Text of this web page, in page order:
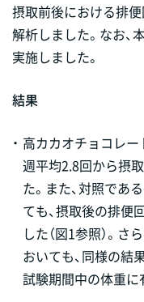
摂取前後における排
解析しました。なお
実施しました。
結果
・ 高カカオチョコレー
週平均2.8回から摂
た。また、対照であ
ても、摂取後の排便
した（図1参照）。さ
おいても、同様の結
試験期間中の体重に